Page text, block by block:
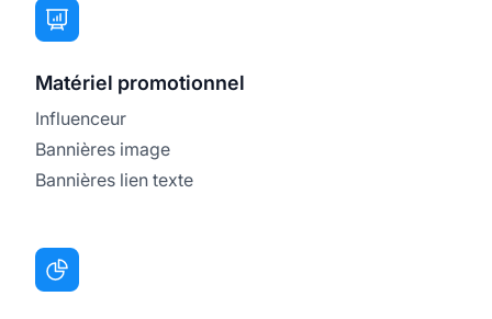
Matériel promotionnel
Influenceur
Bannières image
Bannières lien texte